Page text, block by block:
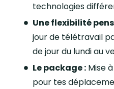
technologies
Une flexibilité
jour de télétravail
de jour du lundi au
Le package : Mise
pour tes